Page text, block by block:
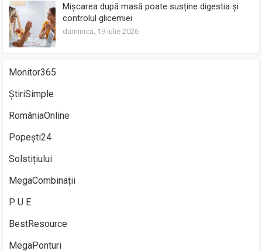
Mișcarea după masă poate susține digestia și
controlul glicemiei
duminică, 19 iulie 2026
Monitor365
ȘtiriSimple
RomâniaOnline
Popești24
Solstițiului
MegaCombinații
P U E
BestResource
MegaPonturi